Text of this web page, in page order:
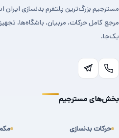
مسترجیم بزرگ‌ترین پلتفرم بدنسازی ایران
مرجع کامل حرکات، مربیان، باشگاه‌ها،
یک‌جا.
بخش‌های مسترجیم
حرکات بدنسازی